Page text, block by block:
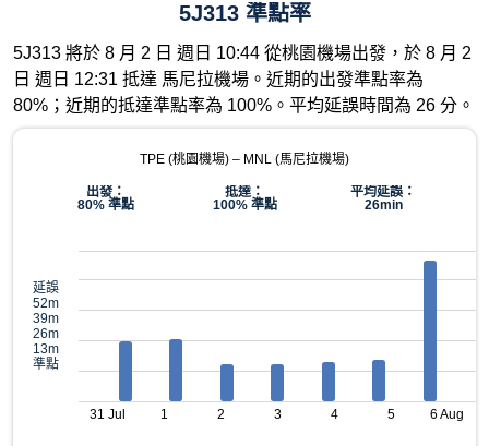
5J313 準點率
5J313 將於 8 月 2 日 週日 10:44 從桃園機場出發，於 8 月 2
日 週日 12:31 抵達 馬尼拉機場。近期的出發準點率為
80%；近期的抵達準點率為 100%。平均延誤時間為 26 分。
TPE (桃園機場) – MNL (馬尼拉機場)
出發：
80% 準點
抵達：
100% 準點
平均延誤：
26min
延誤
52m
39m
26m
13m
準點
31 Jul 1 2 3 4 5 6 Aug